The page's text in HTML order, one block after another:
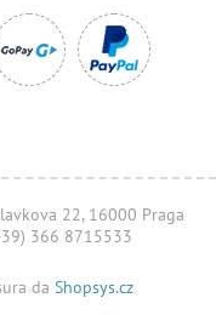
22, 16000 Praga
366 8715533
da Shopsys.cz